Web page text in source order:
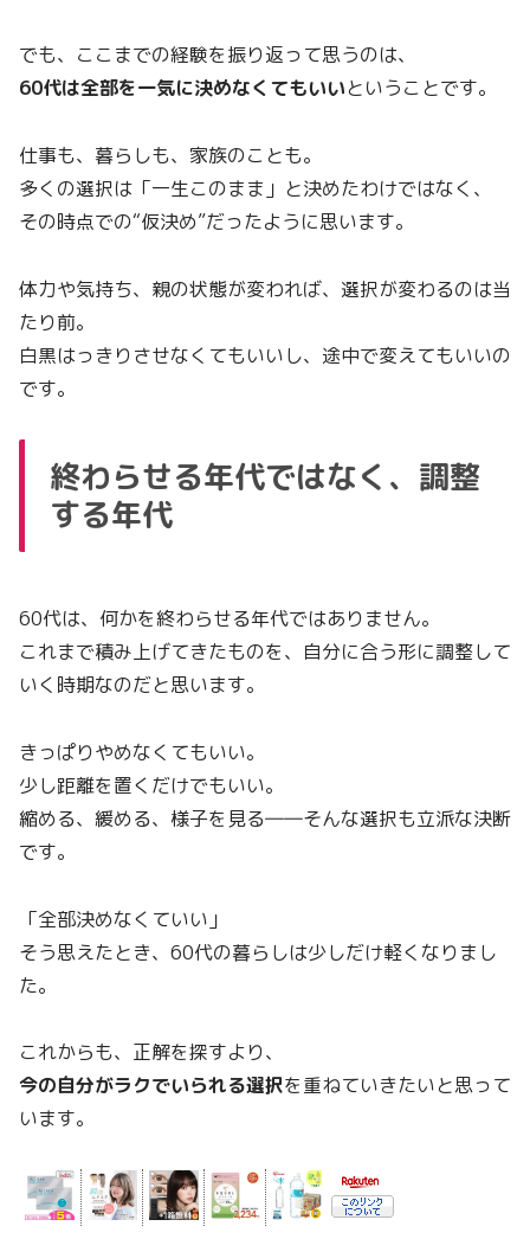
でも、ここまでの経験を振り返って思うのは、
60代は全部を一気に決めなくてもいいということです。
仕事も、暮らしも、家族のことも。
多くの選択は「一生このまま」と決めたわけではなく、
その時点での“仮決め”だったように思います。
体力や気持ち、親の状態が変われば、選択が変わるのは当
たり前。
白黒はっきりさせなくてもいいし、途中で変えてもいいの
です。
終わらせる年代ではなく、調整
する年代
60代は、何かを終わらせる年代ではありません。
これまで積み上げてきたものを、自分に合う形に調整して
いく時期なのだと思います。
きっぱりやめなくてもいい。
少し距離を置くだけでもいい。
縮める、緩める、様子を見る――そんな選択も立派な決断
です。
「全部決めなくていい」
そう思えたとき、60代の暮らしは少しだけ軽くなりまし
た。
これからも、正解を探すより、
今の自分がラクでいられる選択を重ねていきたいと思って
います。